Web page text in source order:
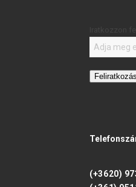
Feliratkozás
(+3620)